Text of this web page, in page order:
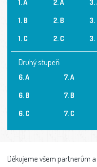
1. A
1. B
1. C
2. A
2. B
2. C
3.
3.
3.
Druhý stupeň
6. A
6. B
6. C
7. A
7. B
7. C
Děkujeme všem partnerům